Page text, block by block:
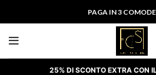
PAGA IN 3
25% DI SCONTO EXTRA CON